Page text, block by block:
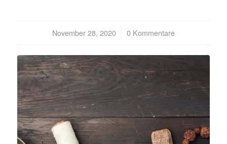
November 28, 2020
/ 0 Kommentare